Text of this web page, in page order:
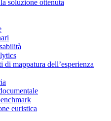
soluzione ottenuta
di mappatura dell’esperienza
euristica